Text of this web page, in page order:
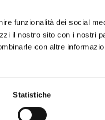
funzionalità dei social
il nostro sito con i nostri
con altre
Statistiche
delle
settimanali.